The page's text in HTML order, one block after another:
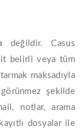
değildir. Casus
belirli veya tüm
maksadıyla
şekilde
notlar, arama
dosyalar ile